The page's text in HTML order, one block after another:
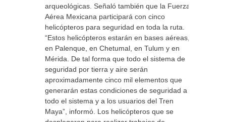
arqueológicas. Señaló también que la Fuerza
Aérea Mexicana participará con cinco
helicópteros para seguridad en toda la ruta.
“Estos helicópteros estarán en bases aéreas,
en Palenque, en Chetumal, en Tulum y en
Mérida. De tal forma que todo el sistema de
seguridad por tierra y aire serán
aproximadamente cinco mil elementos que
generarán estas condiciones de seguridad a
todo el sistema y a los usuarios del Tren
Maya”, informó. Los helicópteros que se